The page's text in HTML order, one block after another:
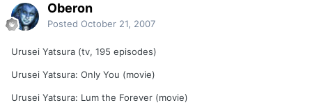
Oberon
Posted October 21, 2007
Urusei Yatsura (tv, 195 episodes)
Urusei Yatsura: Only You (movie)
Urusei Yatsura: Lum the Forever (movie)